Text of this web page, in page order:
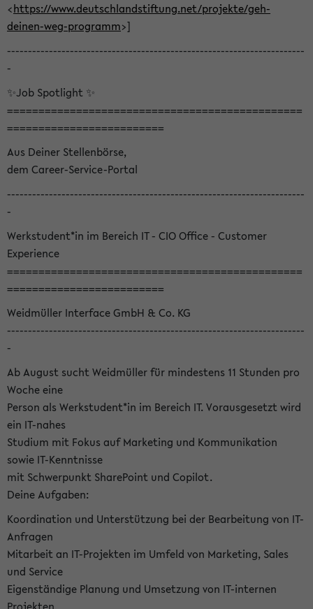
<https://www.deutschlandstiftung.net/projekte/geh-
deinen-weg-programm>]
-----------------------------------------------------------------------
-
✨Job Spotlight ✨
===============================================
=========================
Aus Deiner Stellenbörse,
dem Career-Service-Portal
-----------------------------------------------------------------------
-
Werkstudent*in im Bereich IT - CIO Office - Customer
Experience
===============================================
=========================
Weidmüller Interface GmbH & Co. KG
-----------------------------------------------------------------------
-
Ab August sucht Weidmüller für mindestens 11 Stunden pro
Woche eine
Person als Werkstudent*in im Bereich IT. Vorausgesetzt wird
ein IT-nahes
Studium mit Fokus auf Marketing und Kommunikation
sowie IT-Kenntnisse
mit Schwerpunkt SharePoint und Copilot.
Deine Aufgaben:
Koordination und Unterstützung bei der Bearbeitung von IT-
Anfragen
Mitarbeit an IT-Projekten im Umfeld von Marketing, Sales
und Service
Eigenständige Planung und Umsetzung von IT-internen